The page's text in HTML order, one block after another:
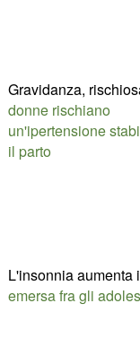
Gravidanza,
donne rischiano
un'ipertensione
il parto
L'insonnia aumenta
emersa fra gli